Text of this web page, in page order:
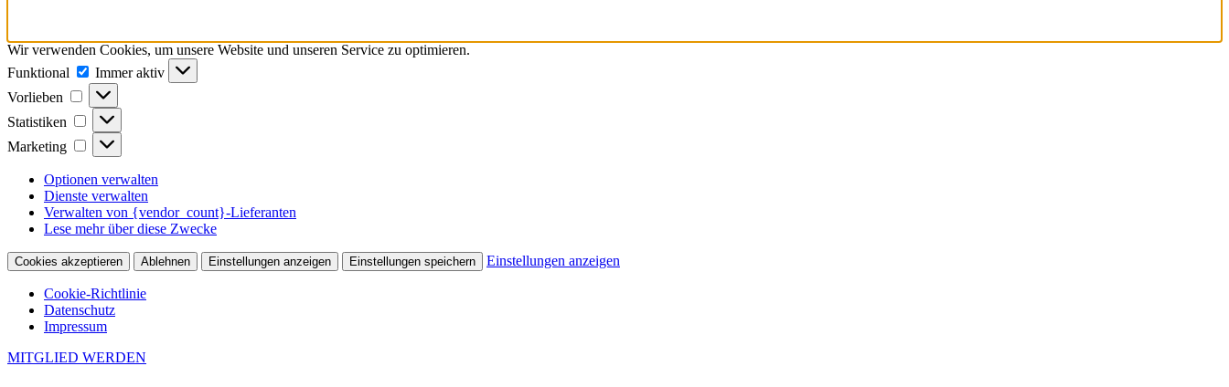
Wir verwenden Cookies, um unsere Website und unseren Service zu optimieren.
Funktional
Funktional
Immer aktiv
Vorlieben
Vorlieben
Statistiken Statistiken
Marketing Marketing
Optionen verwalten
Dienste verwalten
Verwalten von {vendor_count}-Lieferanten
Lese mehr über diese Zwecke
Cookies akzeptieren Ablehnen Einstellungen anzeigen Einstellungen speichern Einstellungen anzeigen
Cookie-Richtlinie
Datenschutz
Impressum
MITGLIED WERDEN